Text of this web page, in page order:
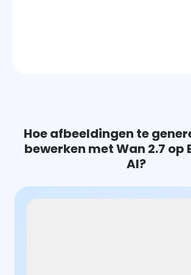
Hoe afbeeldingen te
bewerken met Wan 2.7 op
AI?